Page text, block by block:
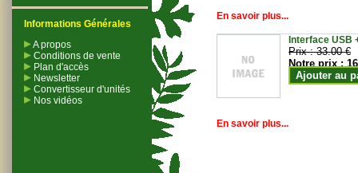
Informations Générales
A propos
Conditions de vente
Plan d'accès
Newsletter
Convertisseur d'unités
Nos vidéos
En savoir plus...
Interface USB
Prix :33.00 €
Notre prix :
Ajouter au
En savoir plus...